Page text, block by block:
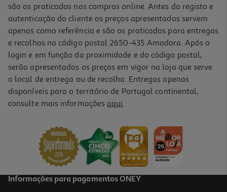
Espremedor De Citrinos Braun Citrusquick 3 Cj 3050 Branco
43,99 €
são os praticados nas compras online. Antes do registo e
autenticação do cliente os preços apresentados servem
apenas como referência e são os praticados para entregas
e recolhas no código postal 2650-435 Amadora. Após o
login e em função da proximidade e do código postal,
serão apresentados os preços em vigor na loja que serve
o local de entrega ou de recolha. Entregas apenas
disponíveis para o território de Portugal continental,
consulte mais informações aqui.
Informações para pagamentos ONEY